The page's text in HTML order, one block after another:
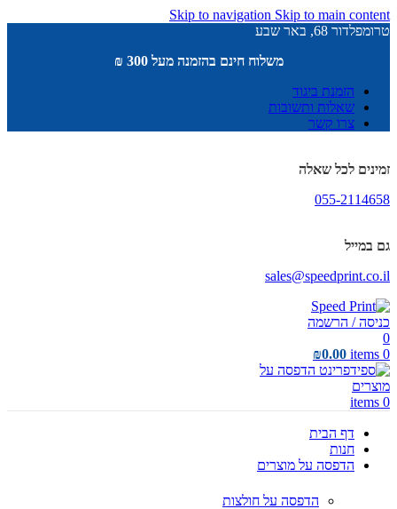
Skip to navigation Skip to main content
טרומפלדור 68, באר שבע
משלוח חינם בהזמנה מעל 300 ₪
הזמנת ביגוד
שאלות ותשובות
צרו קשר
זמינים לכל שאלה
055-2114658
גם במייל
sales@speedprint.co.il
כניסה / הרשמה
0
0
items
₪0.00
0
items
דף הבית
חנות
הדפסה על מוצרים
הדפסה על חולצות